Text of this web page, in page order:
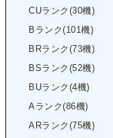
CUランク(30機)
Bランク(101機)
BRランク(73機)
BSランク(52機)
BUランク(4機)
Aランク(86機)
ARランク(75機)